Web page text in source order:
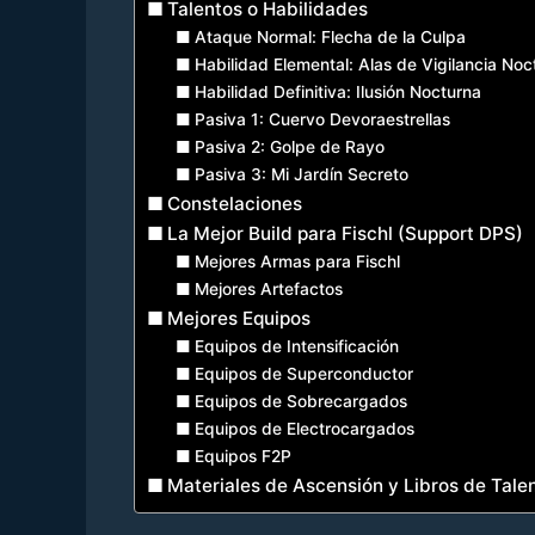
Talentos o Habilidades
Ataque Normal: Flecha de la Culpa
Habilidad Elemental: Alas de Vigilancia
Habilidad Definitiva: Ilusión Nocturna
Pasiva 1: Cuervo Devoraestrellas
Pasiva 2: Golpe de Rayo
Pasiva 3: Mi Jardín Secreto
Constelaciones
La Mejor Build para Fischl (Support DPS)
Mejores Armas para Fischl
Mejores Artefactos
Mejores Equipos
Equipos de Intensificación
Equipos de Superconductor
Equipos de Sobrecargados
Equipos de Electrocargados
Equipos F2P
Materiales de Ascensión y Libros de